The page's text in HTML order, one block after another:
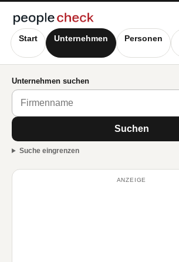
Start Unternehmen Personen
Unternehmen suchen
Suchen
Suche eingrenzen
ANZEIGE